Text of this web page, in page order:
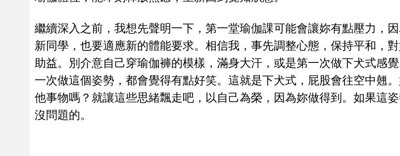
繼續深入之前，我想先聲明一下，第一堂瑜伽課可能會讓妳有點壓力，因
新同學，也要適應新的體能要求。相信我，事先調整心態，保持平和，
助益。別介意自己穿瑜伽褲的模樣，滿身大汗，或是第一次做下犬式感
一次做這個姿勢，都會覺得有點好笑。這就是下犬式，屁股會往空中翹
他事物嗎？就讓這些思緒飄走吧，以自己為榮，因為妳做得到。如果這
沒問題的。